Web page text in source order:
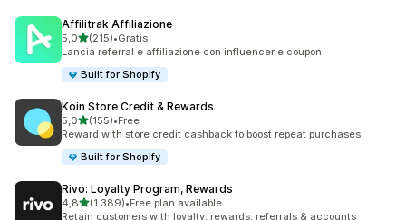
Affilitrak Affiliazione
5,0stelle su 5
(215)
215 recensioni totali
•Gratis
Lancia referral e affiliazione con influencer e coupon
Built for Shopify
Koin Store Credit & Rewards
5,0stelle su 5
(155)
155 recensioni totali
•Free
Reward with store credit cashback to boost repeat purchases
Built for Shopify
Rivo: Loyalty Program, Rewards
4,8stelle su 5
(1.389)
1389 recensioni totali
•Free plan available
Retain customers with loyalty, rewards, referrals & accounts